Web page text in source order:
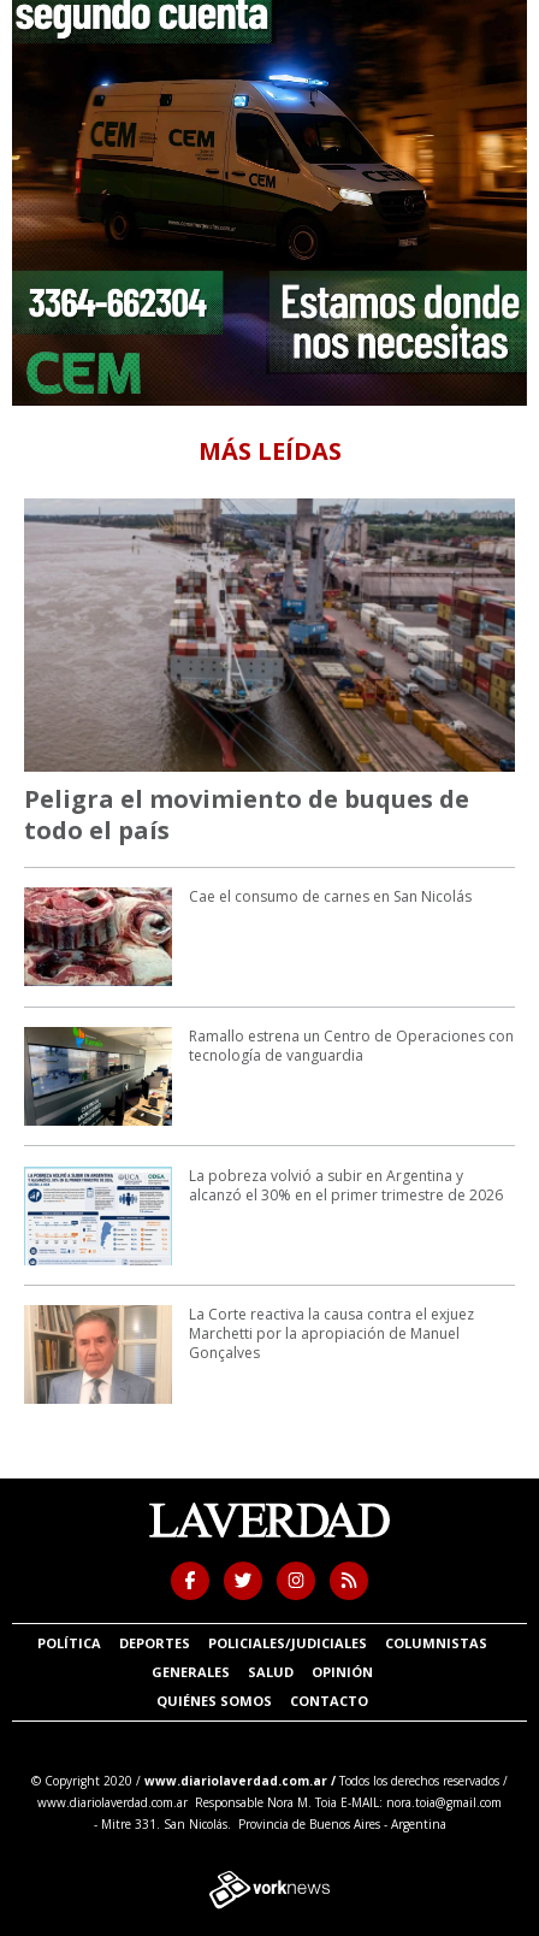
MÁS LEÍDAS
Peligra el movimiento de buques de
todo el país
Cae el consumo de carnes en San Nicolás
Ramallo estrena un Centro de Operaciones con
tecnología de vanguardia
La pobreza volvió a subir en Argentina y
alcanzó el 30% en el primer trimestre de 2026
La Corte reactiva la causa contra el exjuez
Marchetti por la apropiación de Manuel
Gonçalves
POLÍTICA DEPORTES POLICIALES/JUDICIALES
COLUMNISTAS
GENERALES
SALUD
OPINIÓN
QUIÉNES SOMOS
CONTACTO
© Copyright 2020 / www.diariolaverdad.com.ar /Todos los derechos reservados /
www.diariolaverdad.com.ar Responsable Nora M. Toia E-MAIL: nora.toia@gmail.com
- Mitre 331. San Nicolás. Provincia de Buenos Aires - Argentina